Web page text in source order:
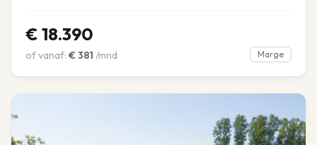
€ 18.390
of vanaf: € 381 /mnd Marge